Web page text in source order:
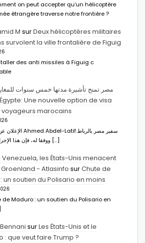
on peut accepter qu’un hélicoptère
étrangère traverse notre frontière ?
M surDeux hélicoptères militaires
survolent la ville frontalière de Figuig
des anti missiles à Figuig c
مصر تمنح تأشيرة مدتها خمس سنوات
Égypte: Une nouvelle option de visa
voyageurs marocains
ووفقا له، فإن هذا الإجراء يهدف إلى […]
Venezuela, les États-Unis menacent
- Atlasinfo surChute de
un soutien du Polisario en moins
de Maduro : un soutien du Polisario en
surLes États-Unis et le
: que veut faire Trump ?